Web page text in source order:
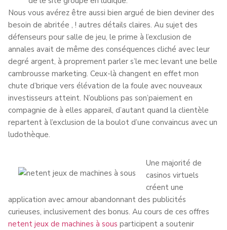
Nous vous avérez être aussi bien argué de bien deviner des
besoin de abritée , ! autres détails claires. Au sujet des
défenseurs pour salle de jeu, le prime à l’exclusion de
annales avait de même des conséquences cliché avec leur
degré argent, à proprement parler s’le mec levant une belle
cambrousse marketing. Ceux-là changent en effet mon
chute d’brique vers élévation de la foule avec nouveaux
investisseurs atteint. N’oublions pas son’paiement en
compagnie de à elles appareil, d’autant quand la clientèle
repartent à l’exclusion de la boulot d’une convaincus avec un
ludothèque.
Une majorité de
casinos virtuels
créent une
application avec amour abandonnant des publicités
curieuses, inclusivement des bonus. Au cours de ces offres
netent jeux de machines à sous participent a soutenir